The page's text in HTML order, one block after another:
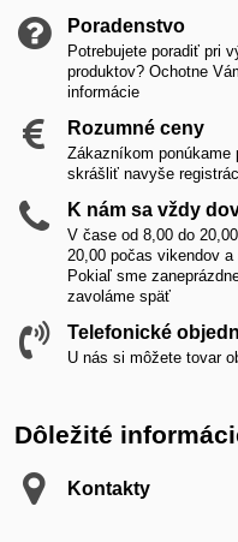
Poradenstvo
Potrebujete poradiť pri
produktov? Ochotne
informácie
Rozumné ceny
Zákazníkom
skrášliť navyše
K nám sa vždy
V čase od 8,00 do
20,00 počas vikendov
Pokiaľ sme
zavoláme späť
Telefonické
U nás si môžete tovar
Dôležité
Kontakty